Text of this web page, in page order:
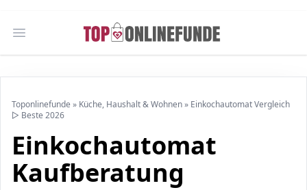
Open main menu
Toponlinefunde » Küche, Haushalt & Wohnen» Einkochautomat Vergleich
▷ Beste 2026
Einkochautomat
Kaufberatung